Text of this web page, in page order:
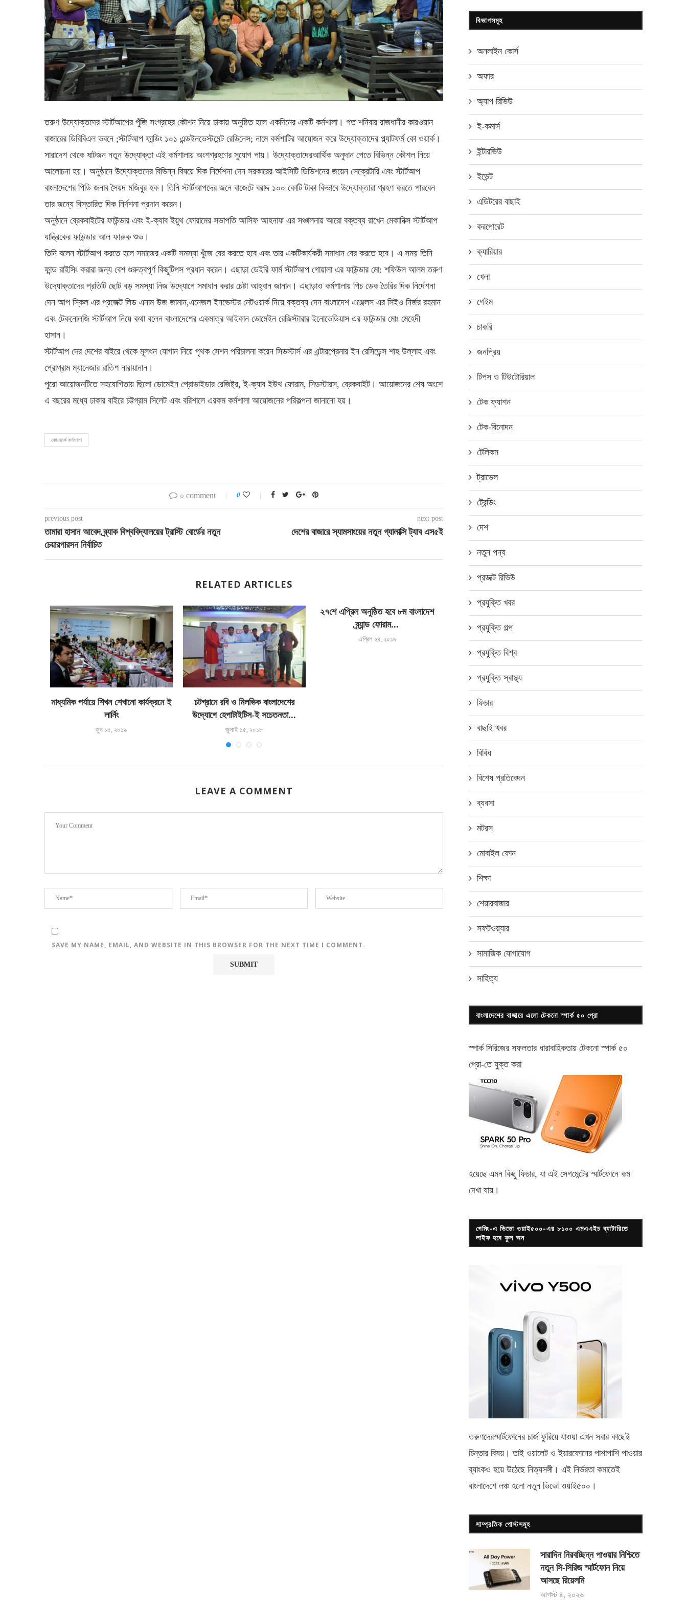
তরুণ উদ্যোক্তদের স্টার্টআপের পুঁজি সংগ্রহের কৌশন নিয়ে ঢাকায় অনুষ্ঠিত হলে একদিনের একটি কর্মশালা। ‌গত শনিবার রাজধানীর কারওয়ান
বাজারের ডিবিবিএল ভবনে ;স্টার্টআপ ফান্ডিং ১০১ এন্ডইনভেস্টমেন্ট রেডিনেস; নামে কর্মশাটির আয়োজন করে উদ্যোক্তাদের প্ল্যাটফর্ম কো ওয়ার্ক।
সারাদেশ থেকে ষাটজন নতুন উদ্যোক্তা এই কর্মশালায় অংশগ্রহণের সুযোগ পায়। উদ্যোক্তাদেরআর্থিক অনুদান পেতে বিভিন্ন কৌশল নিয়ে
আলোচনা হয়। অনুষ্ঠানে উদ্যোক্তদের বিভিন্ন বিষয়ে দিক নির্দেশনা দেন সরকারের আইসিটি ডিভিশনের জয়েন সেক্রেটারি এবং স্টার্টআপ
বাংলাদেশের পিডি জনাব সৈয়দ মজিবুর হক। তিনি স্টার্টআপদের জনে বাজেটে বরাদ্দ ১০০ কোটি টাকা কিভাবে উদ্যোক্তারা গ্রহণ করতে পারবেন
তার জন্যে বিস্তারিত দিক নির্দশনা প্রদান করেন।
অনুষ্ঠানে ব্রেকবাইটের ফাউন্ডার এবং ই-ক্যাব ইয়ুথ ফোরামের সভাপতি আসিফ আহনাফ এর সঞ্চালনায় আরো বক্তব্য রাখেন মেকানিক্স স্টার্টআপ
যান্ত্রিকের ফাউন্ডার আল ফারুক শুভ।
তিনি বলেন স্টার্টআপ করতে হলে সমাজের একটি সমস্যা খুঁজে বের করতে হবে এবং তার একটিকার্যকরী সমাধান বের করতে হবে। এ সময় তিনি
ফান্ড রাইসিং করারা জন্য বেশ গুরুত্বপূর্ণ কিছুটিপস প্রধান করেন। এছাড়া ডেইরি ফার্ম স্টার্টআপ গোয়ালা এর ফাউন্ডার মো: শফিউল আলম তরুণ
উদ্যোক্তাদের প্রতিটি ছোট বড় সমস্যা নিজ উদ্যোগে সমাধান করার চেষ্টা আহ্বান জানান। এছাড়াও কর্মশালায় পিচ ডেক তৈরির দিক নির্দেশনা
দেন আপ স্কিল এর প্রজেক্ট লিড এনাম উজ জামান,এনেজল ইনভেস্টর নেটওয়ার্ক নিয়ে বক্তব্য দেন বাংলাদেশ এঞ্জেলস এর সিইও নির্জর রহমান
এবং টেকনোলজি স্টার্টআপ নিয়ে কথা বলেন বাংলাদেশের একমাত্র আইকান ডোমেইন রেজিস্টারার ইনোভেডিয়াস এর ফাউন্ডার মোঃ মেহেদী
হাসান।
স্টার্টআপ দের দেশের বাইরে থেকে মূলধন যোগান নিয়ে পৃথক সেশন পরিচালনা করেন সিডস্টার্স এর এন্টারপ্রেনার ইন রেসিডেন্স শাহ উল্লাহ এবং
প্রোগ্রাম ম্যানেজার রাতিশ নারায়ানান।
পুরো আয়োজনটিতে সহযোগিতায় ছিলো ডোমেইন প্রোভাইডার রেজিষ্ট্র, ই-ক্যাব ইউথ ফোরাম, সিডস্টারস, ব্রেকবাইট। আয়োজনের শেষ অংশে
এ বছরের মধ্যে ঢাকার বাইরে চট্টগ্রাম সিলেট এবং বরিশালে এরকম কর্মশালা আয়োজনের পরিকল্পনা জানানো হয়।
কোওয়ার্ক কর্মশালা
০ comment 0
previous post
তামারা হাসান আবেদ ব্র্যাক বিশ্ববিদ্যালয়ের ট্রাস্টি বোর্ডের নতুন
চেয়ারপারসন নির্বাচিত
next post
দেশের বাজারে স্যামসাংয়ের নতুন গ্যালাক্সি ট্যাব এস৫ই
RELATED ARTICLES
মাধ্যমিক পর্যায়ে শিখন শেখানো কার্যক্রমে ই
লার্নিং
জুন ১৫, ২০১৯
চটগ্রামে রবি ও মিলভিক বাংলাদেশের
উদ্যোগে হেপাটাইটিস-ই সচেতনতা...
জুলাই ১৫, ২০১৮
২৭শে এপ্রিল অনুষ্ঠিত হবে ৮ম বাংলাদেশ
ব্র্যান্ড ফোরাম...
এপ্রিল ২৪, ২০১৯
বিরাট হাট ক্যাম্পেইন বিজয়ীদের পুরস্কার
হস্তান্তর করলো বিক্রয়-মিনিস্টার
আগস্ট ৩১, ২০১৯
গিভ’ চ্যারিটি রান
LEAVE A COMMENT
SAVE MY NAME, EMAIL, AND WEBSITE IN THIS BROWSER FOR THE NEXT TIME I COMMENT.
বিভাগসমূহ
অনলাইন কোর্স
অফার
অ্যাপ রিভিউ
ই-কমার্স
ইন্টারভিউ
ইভেন্ট
এডিটরের বাছাই
করপোরেট
ক্যারিয়ার
খেলা
গেইম
চাকরি
জনপ্রিয়
টিপস ও টিউটোরিয়াল
টেক ফ্যাশন
টেক-বিনোদন
টেলিকম
ট্রাভেল
ট্রেন্ডিং
দেশ
নতুন পন্য
প্রডাক্ট রিভিউ
প্রযুক্তি খবর
প্রযুক্তি গল্প
প্রযুক্তি বিশ্ব
প্রযুক্তি স্বাস্থ্য
ফিচার
বাছাই খবর
বিবিধ
বিশেষ প্রতিবেদন
ব্যবসা
মটরস
মোবাইল ফোন
শিক্ষা
শেয়ারবাজার
সফটওয়্যার
সামাজিক যোগাযোগ
সাহিত্য
বাংলাদেশের বাজারে এলো টেকনো স্পার্ক ৫০ প্রো
স্পার্ক সিরিজের সফলতার ধারাবাহিকতায় টেকনোস্পার্ক ৫০
প্রো-তে যুক্ত করা
হয়েছে এমন কিছু ফিচার, যা এই সেগমেন্টের স্মার্টফোনে কম
দেখা যায়।
গেমিং-এ ভিভো ওয়াই৫০০-এর ৮১০০ এমএএইচ ব্যাটারিতে
লাইফ হবে ফুল অন
তরুণদেরস্মার্টফোনের চার্জ ফুরিয়ে যাওয়া এখন সবার কাছেই
চিন্তার বিষয়। তাই ওয়ালেট ও ইয়ারফোনের পাশাপাশি পাওয়ার
ব্যাংকও হয়ে উঠেছে নিত্যসঙ্গী। এই নির্ভরতা কমাতেই
বাংলাদেশে লঞ্চ হলো নতুন ভিভো ওয়াই৫০০ ।
সাম্প্রতিক পোস্টসমূহ
সারাদিন নিরবচ্ছিন্ন পাওয়ার নিশ্চিতে
নতুন সি-সিরিজ স্মার্টফোন নিয়ে
আসছে রিয়েলমি
আগস্ট ৪, ২০২৬